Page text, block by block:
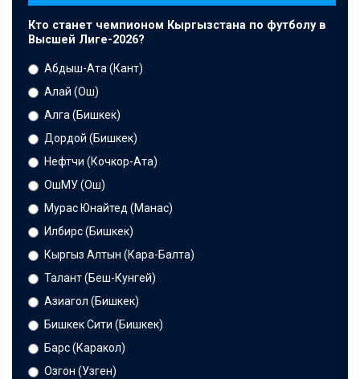
Кто станет чемпионом Кыргызстана по футболу в
Высшей Лиге-2026?
Абдыш-Ата (Кант)
Алай (Ош)
Алга (Бишкек)
Дордой (Бишкек)
Нефтчи (Кочкор-Ата)
ОшМУ (Ош)
Мурас Юнайтед (Манас)
Илбирс (Бишкек)
Кыргыз Алтын (Кара-Балта)
Талант (Беш-Кунгей)
Азиагол (Бишкек)
Бишкек Сити (Бишкек)
Барс (Каракол)
Озгон (Узген)